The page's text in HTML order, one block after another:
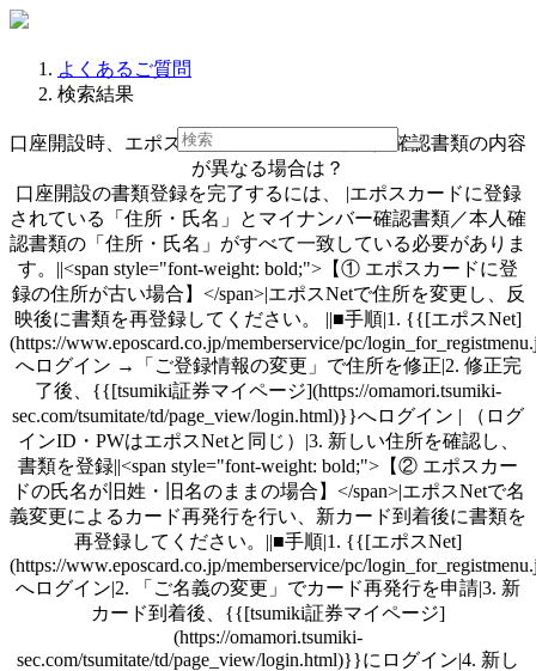
よくあるご質問
検索結果
口座開設時、エポスカードの登録内容と本人確認書類の内容
が異なる場合は？
口座開設の書類登録を完了するには、 |エポスカードに登録
されている「住所・氏名」とマイナンバー確認書類／本人確
認書類の「住所・氏名」がすべて一致している必要がありま
す。||<span style="font-weight: bold;">【① エポスカードに登
録の住所が古い場合】</span>|エポスNetで住所を変更し、反
映後に書類を再登録してください。 ||■手順|1. {{[エポスNet]
(https://www.eposcard.co.jp/memberservice/pc/
へログイン →「ご登録情報の変更」で住所を修正|2. 修正完
了後、{{[tsumiki証券マイページ](https://omamori.tsumiki-
sec.com/tsumitate/td/page_view/login.html)}}へログイン | （ログ
インID・PWはエポスNetと同じ）|3. 新しい住所を確認し、
書類を登録||<span style="font-weight: bold;">【② エポスカー
ドの氏名が旧姓・旧名のままの場合】</span>|エポスNetで名
義変更によるカード再発行を行い、新カード到着後に書類を
再登録してください。||■手順|1. {{[エポスNet]
(https://www.eposcard.co.jp/memberservice/pc/
へログイン|2. 「ご名義の変更」でカード再発行を申請|3. 新
カード到着後、{{[tsumiki証券マイページ]
(https://omamori.tsumiki-
sec.com/tsumitate/td/page_view/login.html)}}にログイン|4. 新し